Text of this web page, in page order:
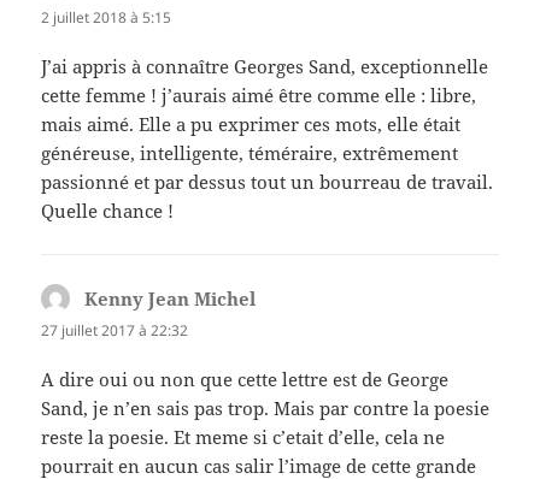
2 juillet 2018 à 5:15
J’ai appris à connaître Georges Sand, exceptionnelle
cette femme ! j’aurais aimé être comme elle : libre,
mais aimé. Elle a pu exprimer ces mots, elle était
généreuse, intelligente, téméraire, extrêmement
passionné et par dessus tout un bourreau de travail.
Quelle chance !
Kenny Jean Michel
27 juillet 2017 à 22:32
A dire oui ou non que cette lettre est de George
Sand, je n’en sais pas trop. Mais par contre la poesie
reste la poesie. Et meme si c’etait d’elle, cela ne
pourrait en aucun cas salir l’image de cette grande